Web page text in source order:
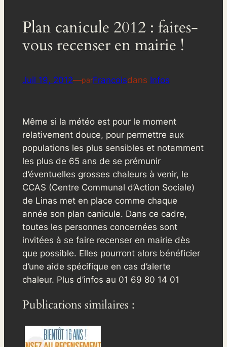
Plan canicule 2012 : faites-
vous recenser en mairie !
Juil 19, 2012—parFrancoisdans Infos
Même si la météo est pour le moment
relativement douce, pour permettre aux
populations les plus sensibles et notamment
les plus de 65 ans de se prémunir
d’éventuelles grosses chaleurs à venir, le
CCAS (Centre Communal d’Action Sociale)
de Linas met en place comme chaque
année son plan canicule. Dans ce cadre,
toutes les personnes concernées sont
invitées à se faire recenser en mairie dès
que possible. Elles pourront alors bénéficier
d’une aide spécifique en cas d’alerte
chaleur. Plus d’infos au 01 69 80 14 01
Publications similaires :